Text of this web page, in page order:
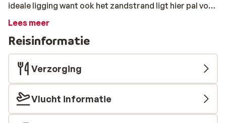
ideale ligging want ook het zandstrand ligt hier pal voor
de deur. De vijf buitenzwembaden en het kinderbad
De glijbaan draagt hier een steentje aan bij voor jong en
oud! De miniclub en het animatieteam staan garant
voor vrolijke entertainment voor jong en oud. En wie
helemaal wil ontspannen kan terecht in het
wellnesscenter in zusterhotel Mitsis Royal Mare.
Lees meer
Reisinformatie
Verzorging
Vlucht informatie